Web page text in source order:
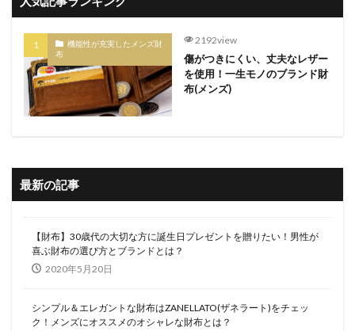
機能性が充実したメンズ財
布
2192view
傷がつきにくい、丈夫なレザー
を使用！一生モノのブランド財
布(メンズ)
最新の記事
【財布】30歳代の大切な方に誕生日プレゼントを贈りたい！男性が
喜ぶ財布の選び方とブランドとは？
2020年5月20日
シンプル＆エレガントな財布はZANELLATO(ザネラート)をチェッ
ク！メンズにオススメのオシャレな財布とは？